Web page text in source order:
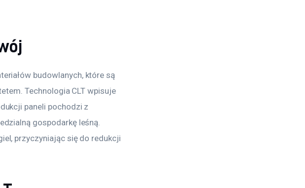
budowlanych, które są
Technologia CLT wpisuje
paneli pochodzi z
gospodarkę leśną.
przyczyniając się do redukcji